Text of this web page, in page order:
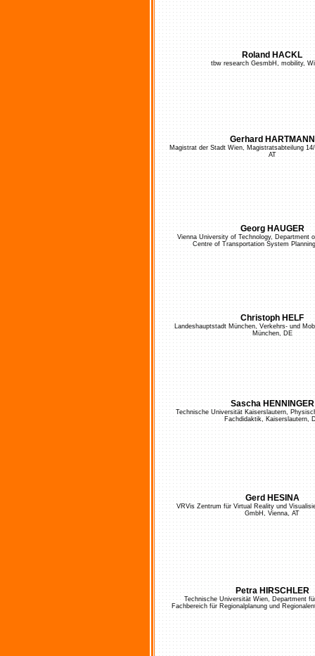
Roland HACKL
tbw research GesmbH, mobility,
Gerhard HARTMANN
Magistrat der Stadt Wien, Magistratsabteilung
AT
Georg HAUGER
Vienna University of Technology, Department
Centre of Transportation System
Christoph HELF
Landeshauptstadt München, Verkehrs- und
München, DE
Sascha HENNINGER
Technische Universität Kaiserslautern,
Fachdidaktik, Kaiserslautern,
Gerd HESINA
VRVis Zentrum für Virtual Reality und
GmbH, Vienna, AT
Petra HIRSCHLER
Technische Universität Wien, Department
Fachbereich für Regionalplanung und